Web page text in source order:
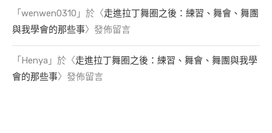
「 wenwen0310 」於〈走進拉丁舞圈之後：練習、舞會、舞團
與我學會的那些事〉發佈留言
「 Henya 」於〈走進拉丁舞圈之後：練習、舞會、舞團與我學
會的那些事〉發佈留言